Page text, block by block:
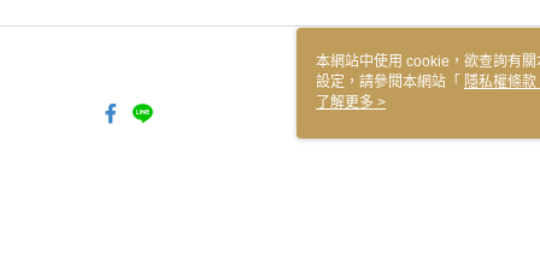
本網站中使用 cookie，欲查詢有
設定，請參閱本網站「 隱私權條款
使用 cookie。
了解更多 >